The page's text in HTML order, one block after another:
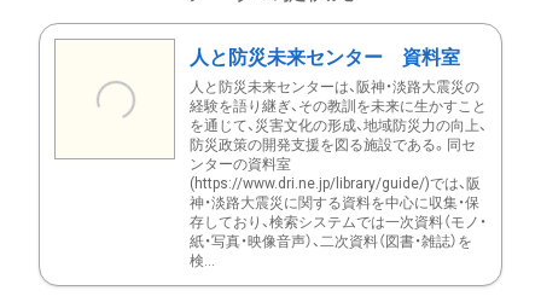
人と防災未来センター 資料室
人と防災未来センターは、阪神・淡路大震災の
経験を語り継ぎ、その教訓を未来に生かすこと
を通じて、災害文化の形成、地域防災力の向上、
防災政策の開発支援を図る施設である。同セ
ンターの資料室
(https://www.dri.ne.jp/library/guide/)では、阪
神・淡路大震災に関する資料を中心に収集・保
存しており、検索システムでは一次資料（モノ・
紙・写真・映像音声）、二次資料（図書・雑誌）を
検...